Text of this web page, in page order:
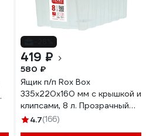
419 ₽
580 ₽
Ящик п/п Rox Box
335х220х160 мм с крышкой и
клипсами, 8 л. Прозрачный
18696
4.7(166)